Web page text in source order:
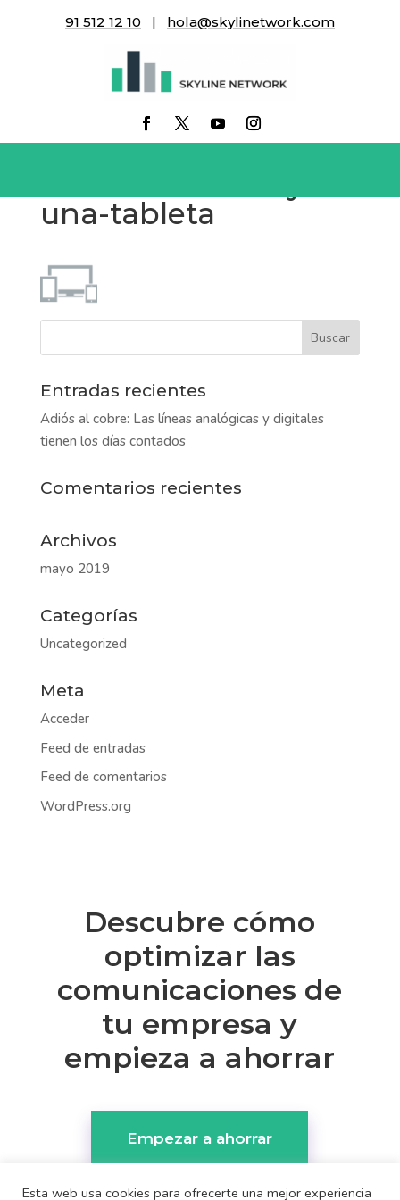
91 512 12 10 | hola@skylinetwork.com
simbolo-receptivo-
con-un-monitor-de-
pantalla-
panoramica-un-
una-tableta
Entradas recientes
Adiós al cobre: Las líneas analógicas y digitales
tienen los días contados
Comentarios recientes
Archivos
mayo 2019
Categorías
Uncategorized
Meta
Acceder
Feed de entradas
Feed de comentarios
WordPress.org
Descubre cómo
optimizar las
comunicaciones de
tu empresa y
empieza a ahorrar
Empezar a ahorrar
Esta web usa cookies para ofrecerte una mejor experiencia